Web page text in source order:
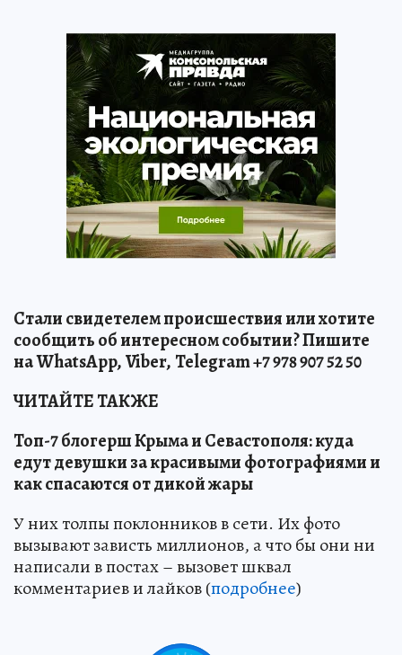
Стали свидетелем происшествия или хотите
сообщить об интересном событии? Пишите
наWhatsApp,Viber, Telegram +7 978 907 52 50
ЧИТАЙТЕ ТАКЖЕ
Топ-7 блогерш Крыма и Севастополя: куда
едут девушки за красивыми фотографиями и
как спасаются от дикой жары
У них толпы поклонников в сети. Их фото
вызывают зависть миллионов, а что бы они ни
написали в постах – вызовет шквал
комментариев и лайков (подробнее)